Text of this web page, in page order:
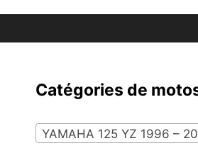
Catégories de
YAMAHA 125 YZ 1996 –